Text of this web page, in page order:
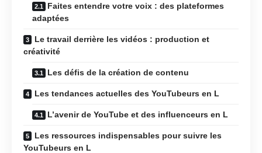
Faites entendre votre voix : des plateformes
adaptées
Le travail derrière les vidéos : production et
créativité
Les défis de la création de contenu
Les tendances actuelles des YouTubeurs en L
L’avenir de YouTube et des influenceurs en L
Les ressources indispensables pour suivre les
YouTubeurs en L